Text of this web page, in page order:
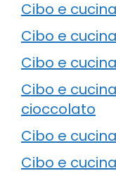
Cibo e
Cibo e
Cibo e
Cibo e
cioccolato
Cibo e
Cibo e